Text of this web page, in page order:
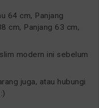
64 cm, Panjang
cm, Panjang 63 cm,
modern ini sebelum
juga, atau hubungi